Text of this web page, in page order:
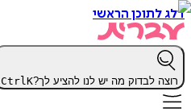
דלג לתוכן הראשי
רוצה לבדוק מה יש לנו להציע לך? CtrlK